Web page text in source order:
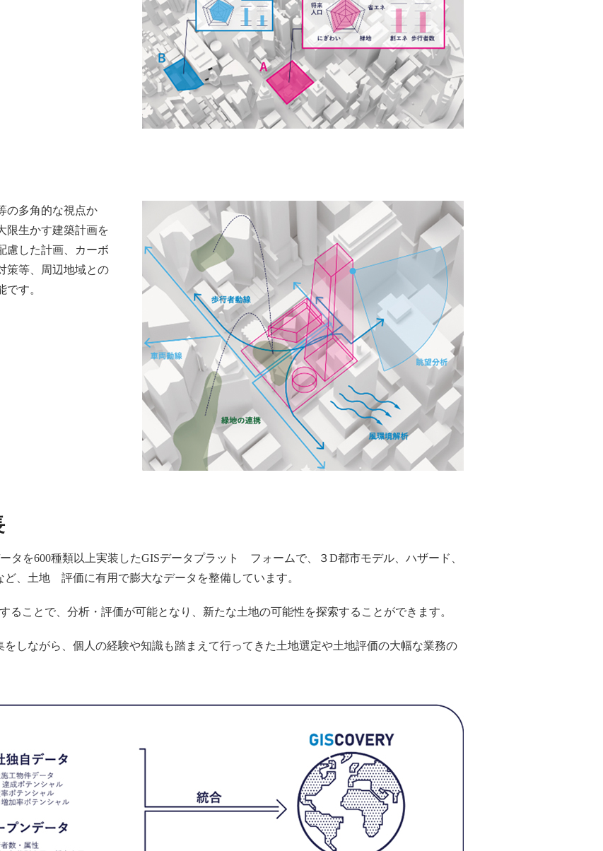
の多角的な視点か
限生かす建築計画を
慮した計画、カーボ
策等、周辺地域との
す。
タを600種類以上実装したGISデータプラット フォームで、３D都市モデル、ハザード、
、⼟地 評価に有⽤で膨⼤なデータを整備しています。
ることで、分析・評価が可能となり、新たな土地の可能性を探索することができます。
しながら、個人の経験や知識も踏まえて行ってきた土地選定や土地評価の大幅な業務の